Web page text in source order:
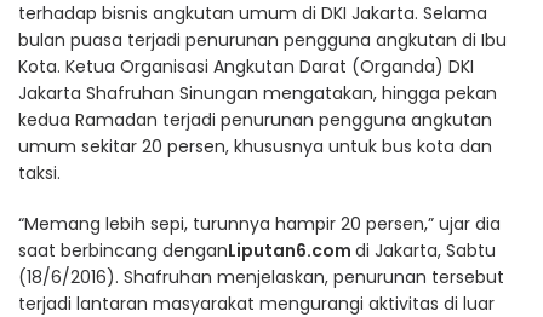
terhadap bisnis angkutan umum di DKI Jakarta. Selama
bulan puasa terjadi penurunan pengguna angkutan di Ibu
Kota. Ketua Organisasi Angkutan Darat (Organda) DKI
Jakarta Shafruhan Sinungan mengatakan, hingga pekan
kedua Ramadan terjadi penurunan pengguna angkutan
umum sekitar 20 persen, khususnya untuk bus kota dan
taksi.
“Memang lebih sepi, turunnya hampir 20 persen,” ujar dia
saat berbincang denganLiputan6.com di Jakarta, Sabtu
(18/6/2016). Shafruhan menjelaskan, penurunan tersebut
terjadi lantaran masyarakat mengurangi aktivitas di luar